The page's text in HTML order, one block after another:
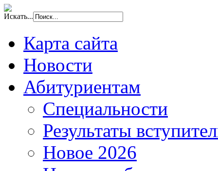
Искать...
Карта сайта
Новости
Абитуриентам
Специальности
Результаты
Новое 2026